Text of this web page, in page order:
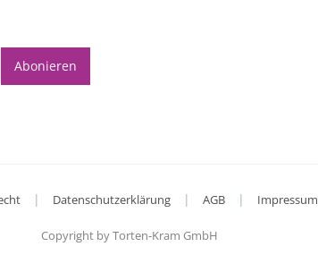
Abonieren
| Datenschutzerklärung | AGB | Impressum
Copyright by Torten-Kram GmbH